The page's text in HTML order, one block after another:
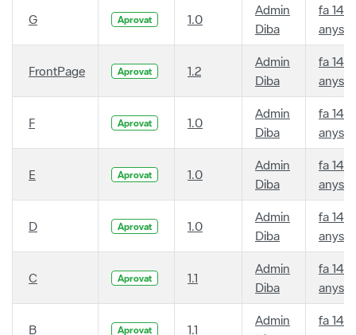
G Aprovat 1.0
Admin
Diba
fa 14
anys
FrontPage Aprovat 1.2
Admin
Diba
fa 14
anys
F Aprovat 1.0
Admin
Diba
fa 14
anys
E Aprovat 1.0
Admin
Diba
fa 14
anys
D Aprovat 1.0
Admin
Diba
fa 14
anys
C Aprovat 1.1
Admin
Diba
fa 14
anys
B Aprovat 1.1
Admin
fa 14